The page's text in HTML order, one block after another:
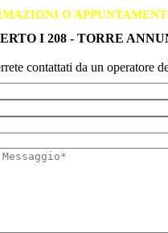
O
I 208 - TORRE
contattati da un operatore